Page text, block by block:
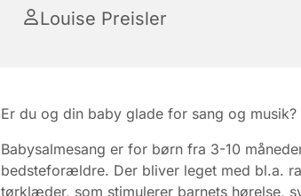
Louise Preisler
Er du og din baby glade for sang og
Babysalmesang er for børn fra 3-10
bedsteforældre. Der bliver leget med bl.a.
tørklæder, som stimulerer barnets hørelse,